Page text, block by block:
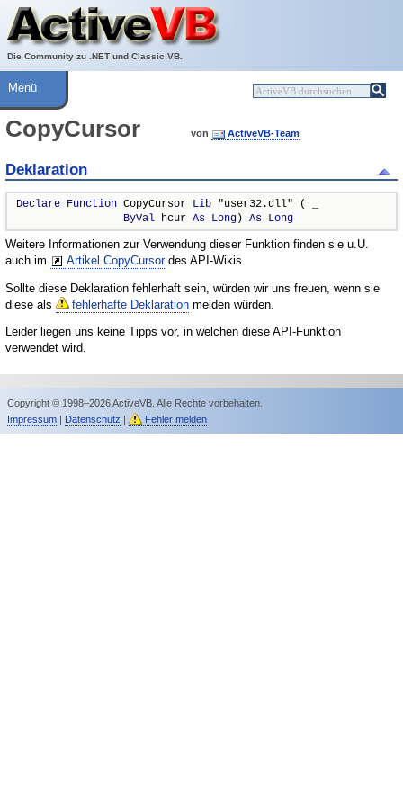
Die Community zu .NET und Classic VB.
Über ActiveVB
Hilfe
Menü
CopyCursor von ActiveVB-Team
Deklaration
Declare Function CopyCursor Lib "user32.dll" ( _
ByVal hcur As Long) As Long
Weitere Informationen zur Verwendung dieser Funktion finden sie u.U.
auch im
Artikel CopyCursordes API-Wikis.
Sollte diese Deklaration fehlerhaft sein, würden wir uns freuen, wenn sie
diese als
fehlerhafte Deklaration melden würden.
Leider liegen uns keine Tipps vor, in welchen diese API-Funktion
verwendet wird.
Copyright © 1998–2026 ActiveVB. Alle Rechte vorbehalten.
Impressum| Datenschutz | Fehler melden